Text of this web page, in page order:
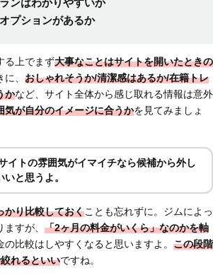
ンはわかりやすいか
プションがあるか
る上でまず大事なことはサイトを開いたときの
、 おしゃれそうか/清潔感はあるか/在籍トレ
かなど、サイト全体から感じ取れる情報は意外
気が自分のイメージに合うかを見てみましょ
イトの雰囲気がイマイチなら候補から外し
いと思うよ。
かり比較しておくことも忘れずに。ジムによっ
すが、 「2ヶ月の料金がいくら」なのかを軸
の比較はしやすくなると思いますよ。 この段階
れるといいですね。